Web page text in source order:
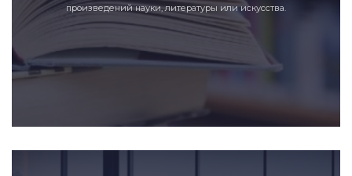
произведений науки, литературы или искусства.